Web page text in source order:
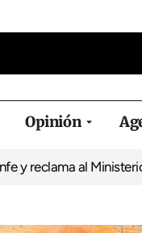
Opinión
al Ministerio una